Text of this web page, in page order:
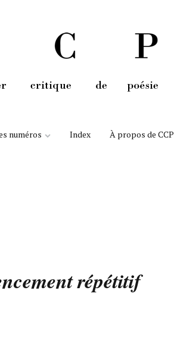
Aller au contenu
numéros Index À propos de CCP
répétitif